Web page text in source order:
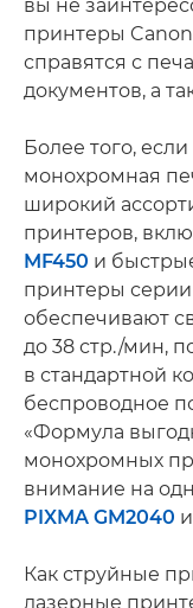
вы не
принтеры
справятся с
документов, а
Более того,
монохромная
широкий
принтеров,
MF450 и
принтеры серии
обеспечивают
до 38 стр./мин,
в стандартной
беспроводное
«Формула
монохромных
внимание на
PIXMA GM2040
Как струйные
лазерные